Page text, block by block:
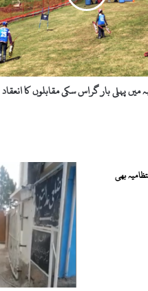
میں پہلی بار گراس سکی مقابلوں کا انعقاد
بھی